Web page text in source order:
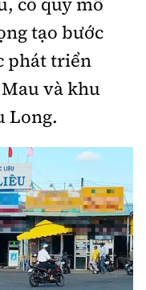
tạo bước
phát triển
và khu
Long.